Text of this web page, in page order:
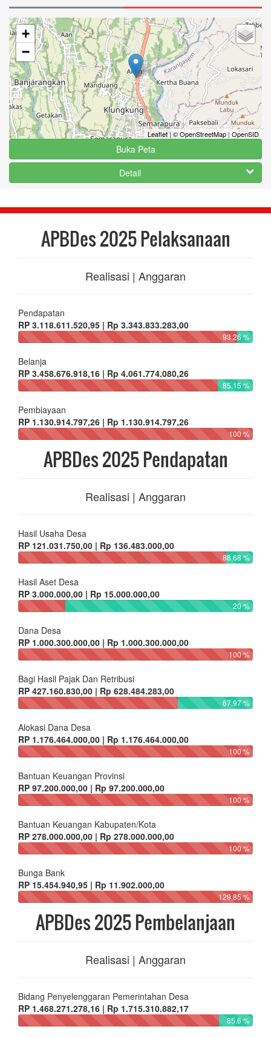
+
−
Leaflet|© OpenStreetMap|OpenSID
Buka Peta
Detail
APBDes 2025 Pelaksanaan
Realisasi | Anggaran
Pendapatan
RP 3.118.611.520,95 | Rp 3.343.833.283,00
93.26 %
Belanja
RP 3.458.676.918,16 | Rp 4.061.774.080,26
85.15 %
Pembiayaan
RP 1.130.914.797,26 | Rp 1.130.914.797,26
100 %
APBDes 2025 Pendapatan
Realisasi | Anggaran
Hasil Usaha Desa
RP 121.031.750,00 | Rp 136.483.000,00
88.68 %
Hasil Aset Desa
RP 3.000.000,00 | Rp 15.000.000,00
20 %
Dana Desa
RP 1.000.300.000,00 | Rp 1.000.300.000,00
100 %
Bagi Hasil Pajak Dan Retribusi
RP 427.160.830,00 | Rp 628.484.283,00
67.97 %
Alokasi Dana Desa
RP 1.176.464.000,00 | Rp 1.176.464.000,00
100 %
Bantuan Keuangan Provinsi
RP 97.200.000,00 | Rp 97.200.000,00
100 %
Bantuan Keuangan Kabupaten/Kota
RP 278.000.000,00 | Rp 278.000.000,00
100 %
Bunga Bank
RP 15.454.940,95 | Rp 11.902.000,00
129.85 %
APBDes 2025 Pembelanjaan
Realisasi | Anggaran
Bidang Penyelenggaran Pemerintahan Desa
RP 1.468.271.278,16 | Rp 1.715.310.882,17
85.6 %